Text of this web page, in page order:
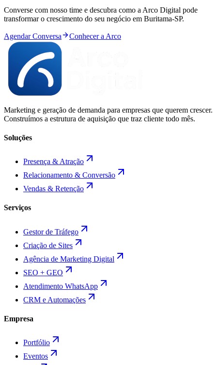
Converse com nosso time e descubra como a Arco Digital pode
transformar o crescimento do seu negócio em Buritama-SP.
Agendar Conversa Conhecer a Arco
Marketing e geração de demanda para empresas que querem crescer.
Construímos a estrutura de aquisição que traz cliente todo mês.
Soluções
Presença & Atração
Relacionamento & Conversão
Vendas & Retenção
Serviços
Gestor de Tráfego
Criação de Sites
Agência de Marketing Digital
SEO + GEO
Atendimento WhatsApp
CRM e Automações
Empresa
Portfólio
Eventos